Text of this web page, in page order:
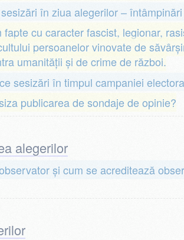
în ziua alegerilor –
fapte cu caracter fascist, legionar,
persoanelor vinovate de
umanităţii şi de crime de război.
sesizări în timpul campaniei
publicarea de sondaje de opinie?
alegerilor
și cum se acreditează